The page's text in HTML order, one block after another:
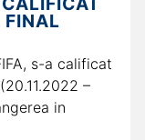
FINAL
s-a calificat
–
in